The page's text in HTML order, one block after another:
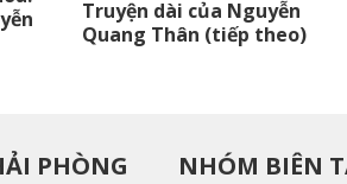
Truyện dài của Nguyễn
Quang Thân (tiếp theo)
PHÒNG NHÓM BIÊN